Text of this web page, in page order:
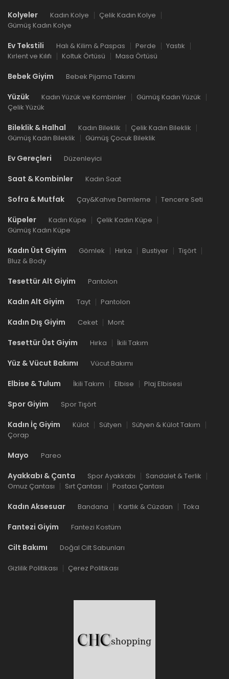
Kolyeler Kadın Kolye
Çelik Kadın Kolye
Gümüş Kadın Kolye
Ev Tekstili Halı & Kilim & Paspas Perde
Yastık
Kırlent ve Kılıfı
Koltuk Örtüsü Masa Örtüsü
Bebek Giyim Bebek Pijama Takımı
Yüzük Kadın Yüzük ve Kombinler
Gümüş Kadın Yüzük
Çelik Yüzük
Bileklik & Halhal Kadın Bileklik
Çelik Kadın Bileklik
Gümüş Kadın Bileklik
Gümüş Çocuk Bileklik
Ev Gereçleri Düzenleyici
Saat & Kombinler Kadın Saat
Sofra & Mutfak Çay&Kahve Demleme Tencere Seti
Küpeler Kadın Küpe
Çelik Kadın Küpe
Gümüş Kadın Küpe
Kadın Üst Giyim Gömlek Hırka Bustiyer
Tişört
Bluz & Body
Tesettür Alt Giyim Pantolon
Kadın Alt Giyim Tayt Pantolon
Kadın Dış Giyim Ceket Mont
Tesettür Üst Giyim Hırka İkili Takım
Yüz & Vücut Bakımı Vücut Bakımı
Elbise & Tulum İkili Takım Elbise Plaj Elbisesi
Spor Giyim Spor Tişört
Kadın İç Giyim Külot Sütyen
Sütyen & Külot Takım
Çorap
Mayo Pareo
Ayakkabı & Çanta Spor Ayakkabı
Sandalet & Terlik
Omuz Çantası
Sırt Çantası Postacı Çantası
Kadın Aksesuar Bandana Kartlık & Cüzdan Toka
Fantezi Giyim Fantezi Kostüm
Cilt Bakımı Doğal Cilt Sabunları
Gizlilik Politikası Çerez Politikası